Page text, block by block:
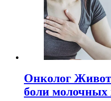
Онколог
боли молочных